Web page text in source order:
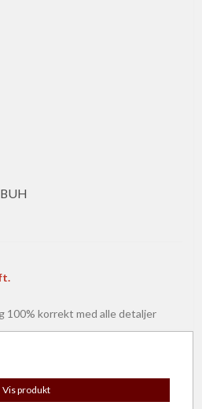
100% korrekt med alle detaljer
Vis produkt